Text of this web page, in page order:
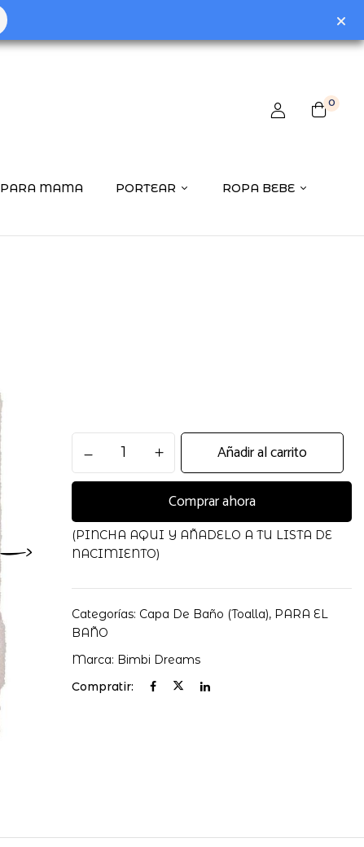
0
PARA MAMA PORTEAR
ROPA BEBE
de
Baño
Moon
Bimbidreams
cantidad
Añadir al carrito
Comprar ahora
(PINCHA AQUI Y AÑADELO A TU LISTA DE
NACIMIENTO)
Categorías: Capa De Baño (toalla), PARA EL
BAÑO
Marca: Bimbi Dreams
Compratir: